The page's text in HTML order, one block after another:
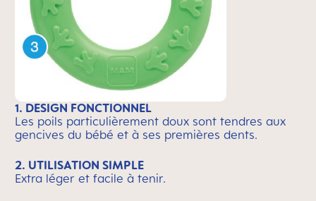
1. DESIGN FONCTIONNEL
Les poils particulièrement doux sont tendres aux
gencives du bébé et à ses premières dents.
2. UTILISATION SIMPLE
Extra léger et facile à tenir.